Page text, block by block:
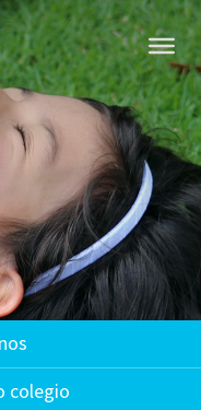
colegio